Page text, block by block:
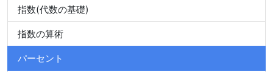
指数(代数の基礎)
指数の算術
パーセント